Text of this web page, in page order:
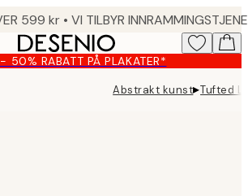
50% RABATT PÅ PLAKATER*
Abstrakt kunst▸Tufted